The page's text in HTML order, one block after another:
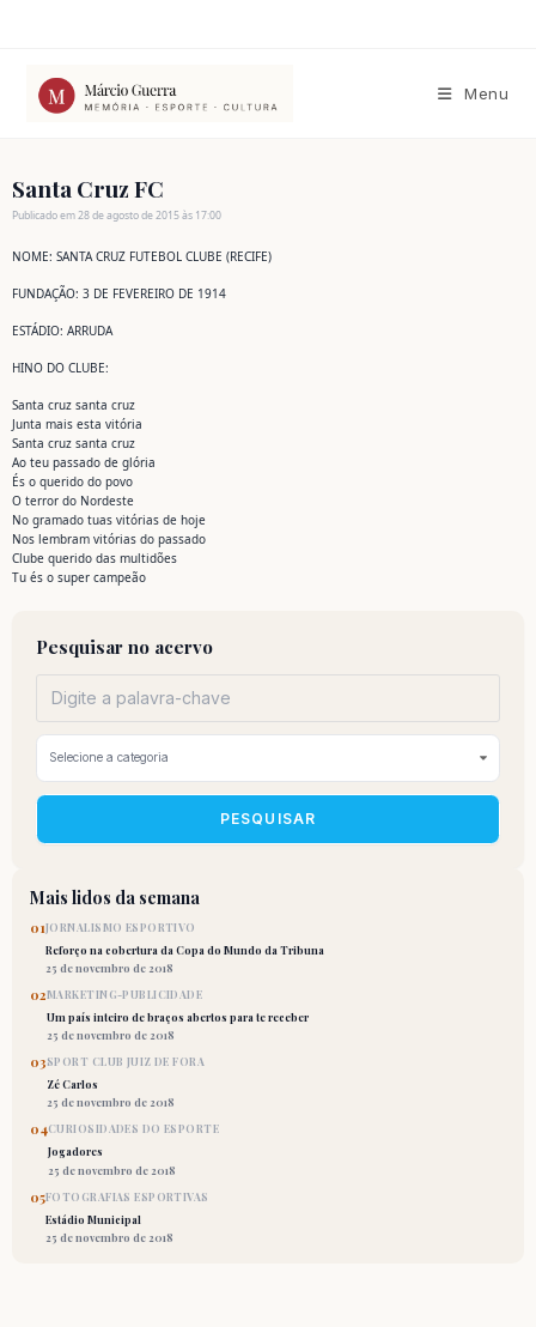
conteúdo
Menu
Santa Cruz FC
Publicado em 28 de agosto de 2015 às 17:00
NOME: SANTA CRUZ FUTEBOL CLUBE (RECIFE)
FUNDAÇÃO: 3 DE FEVEREIRO DE 1914
ESTÁDIO: ARRUDA
HINO DO CLUBE:
Santa cruz santa cruz
Junta mais esta vitória
Santa cruz santa cruz
Ao teu passado de glória
És o querido do povo
O terror do Nordeste
No gramado tuas vitórias de hoje
Nos lembram vitórias do passado
Clube querido das multidões
Tu és o super campeão
Pesquisar no acervo
PESQUISAR
Mais lidos da semana
01JORNALISMO ESPORTIVO
Reforço na cobertura da Copa do Mundo da Tribuna
25 de novembro de 2018
02MARKETING-PUBLICIDADE
Um país inteiro de braços abertos para te receber
25 de novembro de 2018
03SPORT CLUB JUIZ DE FORA
Zé Carlos
25 de novembro de 2018
04CURIOSIDADES DO ESPORTE
Jogadores
25 de novembro de 2018
05FOTOGRAFIAS ESPORTIVAS
Estádio Municipal
25 de novembro de 2018